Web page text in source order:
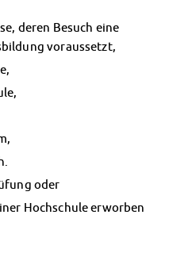
deren Besuch eine
voraussetzt,
oder
Hochschule erworben